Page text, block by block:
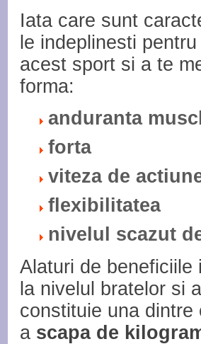
Iata care sunt
le indeplinesti
acest sport si a te
forma:
anduranta
forta
viteza de
flexibilitatea
nivelul scazut
Alaturi de beneficiile
la nivelul bratelor si
constituie una
a scapa de